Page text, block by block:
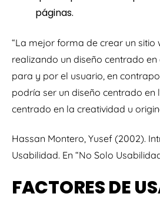
páginas.
“La mejor forma de crear un sitio
realizando un diseño centrado
para y por el usuario, en
podría ser un diseño centrado en
centrado en la creatividad u
Hassan Montero, Yusef (2002).
Usabilidad. En “No Solo
FACTORES DE